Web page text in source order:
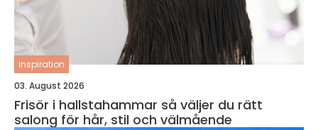
inspiration
03. August 2026
Frisör i hallstahammar så väljer du rätt
salong för hår, stil och välmående